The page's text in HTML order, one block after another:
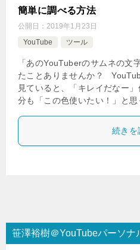
簡単に調べる方法
公開日： 2019年1月23日
YouTube
ツール
「あのYouTuberのサムネの文
たことありませんか？
見ていると、「キレイだなー
分も「この色使いたい！」と
続きを
笹澤裕樹＠YouTubeパーソナ